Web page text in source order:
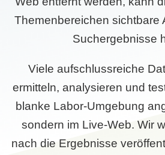
Themenbereichen sichtbare
Suchergebnisse
Viele aufschlussreiche
ermitteln, analysieren und
blanke Labor-Umgebung
sondern im Live-Web. Wir
nach die Ergebnisse